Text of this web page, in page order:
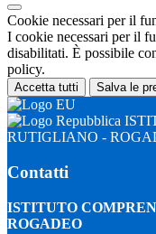
Cookie necessari per il
I cookie necessari per il
disabilitati. È possibile
policy.
Accetta tutti Salva le
RUTIGLIANO -
Contatti
ISTITUTO
ROGADEO